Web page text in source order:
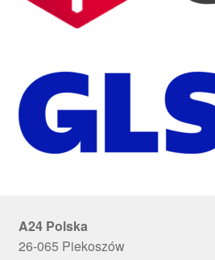
A24 Polska
26-065 Piekoszów